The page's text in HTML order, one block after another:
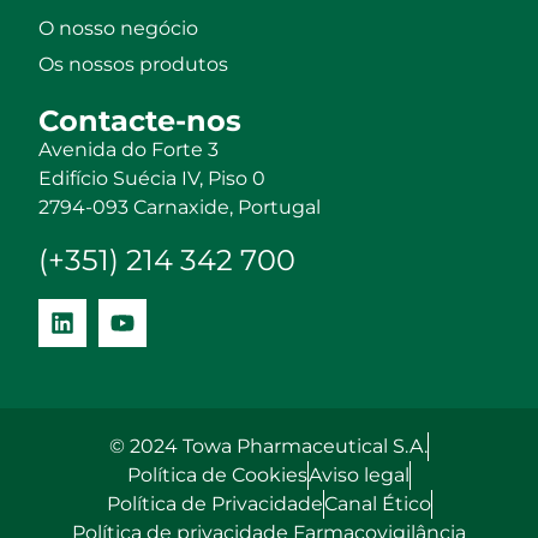
O nosso negócio
Os nossos produtos
Contacte-nos
Avenida do Forte 3
Edifício Suécia IV, Piso 0
2794-093 Carnaxide, Portugal
(+351) 214 342 700
© 2024 Towa Pharmaceutical S.A.
Política de CookiesAviso legal
Política de PrivacidadeCanal Ético
Política de privacidade Farmacovigilância